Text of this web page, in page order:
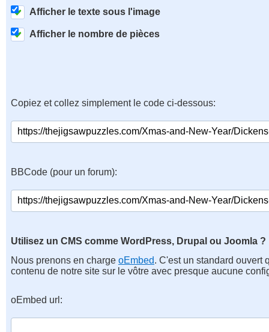
Afficher le texte sous l'image
Afficher le nombre de pièces
Copiez et collez simplement le code ci-dessous:
BBCode (pour un forum):
Utilisez un CMS comme WordPress, Drupal ou Joomla ?
Nous prenons en charge oEmbed. C'est un standard ouvert
contenu de notre site sur le vôtre avec presque aucune
oEmbed url: